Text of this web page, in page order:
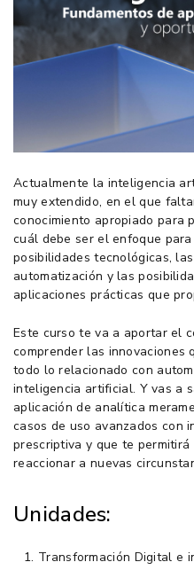
Actualmente la inteligencia
muy extendido, en el que
conocimiento apropiado para
cuál debe ser el enfoque
posibilidades tecnológicas,
automatización y las
aplicaciones prácticas que
Este curso te va a aportar el
comprender las innovaciones
todo lo relacionado con
inteligencia artificial. Y vas a
aplicación de analítica
casos de uso avanzados con
prescriptiva y que te
reaccionar a nuevas
Unidades:
Transformación Digital e